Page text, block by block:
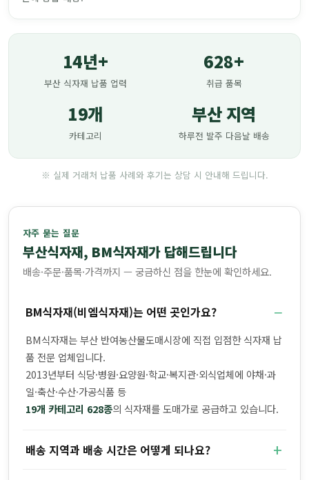
14년+
부산 식자재 납품 업력
628+
취급 품목
19개
카테고리
부산 지역
하루전 발주 다음날 배송
※ 실제 거래처 납품 사례와 후기는 상담 시 안내해 드립니다.
자주 묻는 질문
부산식자재, BM식자재가 답해드립니다
배송·주문·품목·가격까지 — 궁금하신 점을 한눈에 확인하세요.
BM식자재(비엠식자재)는 어떤 곳인가요?
BM식자재는 부산 반여농산물도매시장에 직접 입점한 식자재 납
품 전문 업체입니다.
2013년부터 식당·병원·요양원·학교·복지관·외식업체에 야채·과
일·축산·수산·가공식품 등
19개 카테고리 628종의 식자재를 도매가로 공급하고 있습니다.
배송 지역과 배송 시간은 어떻게 되나요?